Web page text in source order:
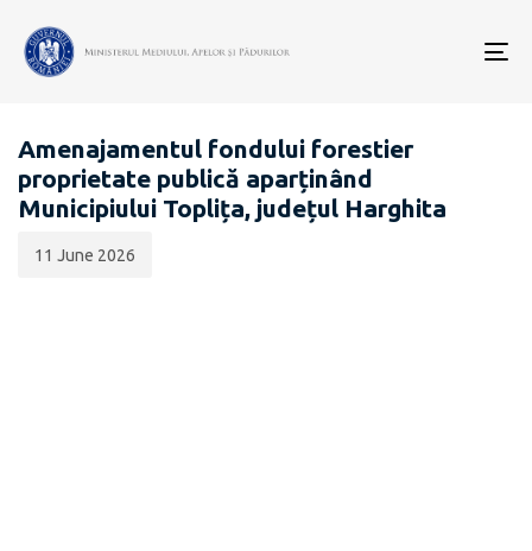
EVALUARE DE MEDIU PENTRU STRATEGII / PLANURI /
Amenajamentul fondului forestier
proprietate publică aparținând
Municipiului Toplița, județul Harghita
publicării:
11 June 2026